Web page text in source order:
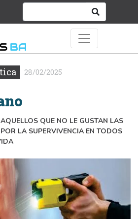
28/02/2025
QUE NO LE GUSTAN LAS
LA SUPERVIVENCIA EN TODOS